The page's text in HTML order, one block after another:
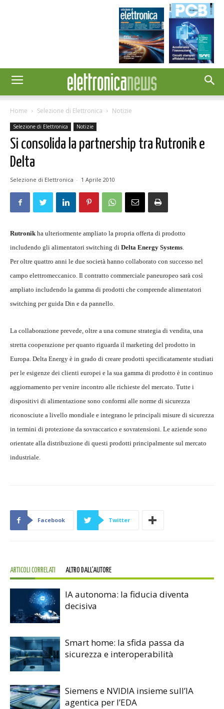
Home Selezione di Elettronica Notizie
Selezione di Elettronica Notizie
Si consolida la partnership tra Rutronik e
Delta
Selezione di Elettronica - 1 Aprile 2010
Rutronik ha ulteriormente ampliato la propria offerta di prodotto
includendo gli alimentatori switching di Delta Energy Systems.
Per oltre quattro anni le due società hanno collaborato con successo nel
campo elettromeccanico. Il contratto commerciale paneuropeo sarà così
ampliato includendo la gamma di prodotti che comprende alimentatori
switching per guida Din e da pannello.
La collaborazione prevede, oltre a una comune strategia di vendita, una
stretta cooperazione per quanto riguarda il marketing del prodotto in
Europa. Delta Energy è in grado di creare prodotti specificatamente studiati
per le esigenze dei clienti europei e la sua gamma di prodotto è in continuo
aggiornamento per venire incontro alle richieste del mercato. Tutte i
dispositivi di alimentazione sono conformi alle norme di sicurezza
riconosciute a livello mondiale e integrano le principali misure di sicurezza
in termini di protezione da sovraccarico e sovratensioni. Le aziende sono
orientate alla distribuzione di questi prodotti principalmente sul mercato
industriale.
Facebook Twitter
ARTICOLI CORRELATI ALTRO DALL'AUTORE
IA autonoma: la fiducia diventa
decisiva
Smart home: la sfida passa da
sicurezza e interoperabilità
Siemens e NVIDIA insieme sull’IA
agentica per l’EDA